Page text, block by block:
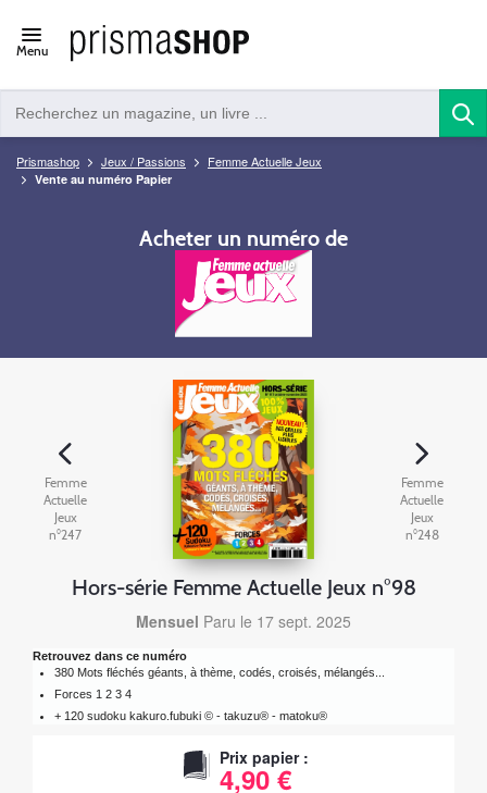
Open/close
navigation
Menu
Prismashop Jeux / Passions Femme Actuelle Jeux
Vente au numéro Papier
Acheter un numéro de
Femme
Actuelle
Jeux
n°247
Hors-série Femme Actuelle Jeux n°98
Mensuel Paru le 17 sept. 2025
Retrouvez dans ce numéro
380 Mots fléchés géants, à thème, codés, croisés, mélangés...
Forces 1 2 3 4
+ 120 sudoku kakuro.fubuki © - takuzu® - matoku®
Prix papier :
4,90 €
Femme
Actuelle
Jeux
n°248